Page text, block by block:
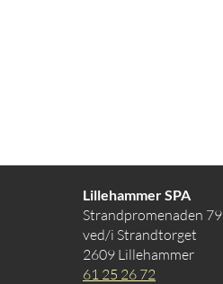
Lillehammer SPA
Strandpromenaden 79
ved/i Strandtorget
2609 Lillehammer
61 25 26 72